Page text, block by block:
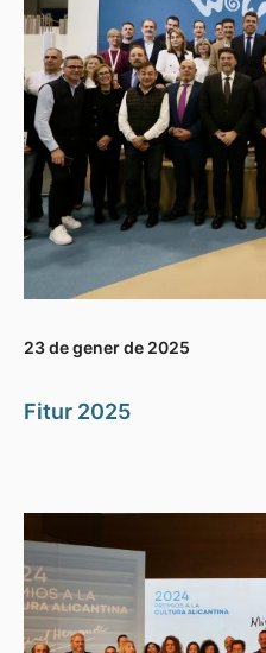
23 de gener de 2025
Fitur 2025